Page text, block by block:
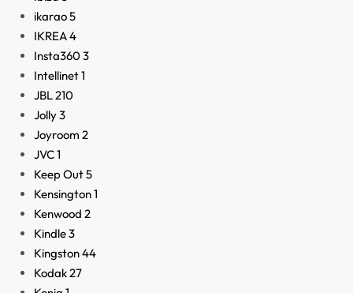
ikarao5
IKREA4
Insta3603
Intellinet1
JBL210
Jolly3
Joyroom 2
JVC1
Keep Out5
Kensington1
Kenwood 2
Kindle3
Kingston44
Kodak27